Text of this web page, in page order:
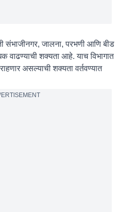
संभाजीनगर, जालना, परभणी आणि बीड
वाढण्याची शक्यता आहे. याच विभागात
असल्याची शक्यता वर्तवण्यात